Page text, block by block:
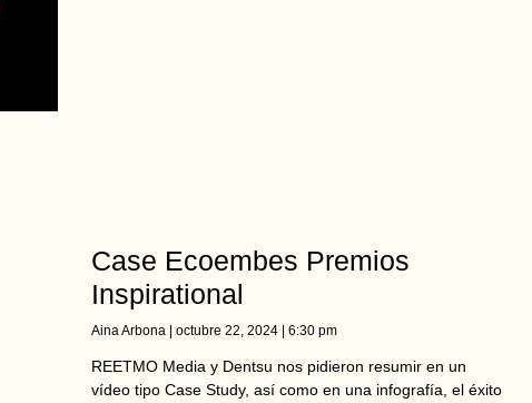
Case Ecoembes Premios
Inspirational
Aina Arbona octubre 22, 2024 6:30 pm
REETMO Media y Dentsu nos pidieron resumir en un
vídeo tipo Case Study, así como en una infografía, el éxito